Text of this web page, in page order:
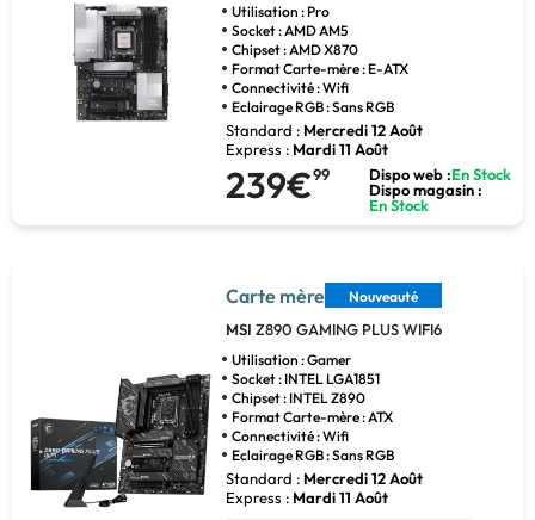
Utilisation : Pro
Socket : AMD AM5
Chipset : AMD X870
Format Carte-mère : E-ATX
Connectivité : Wifi
Eclairage RGB : Sans RGB
Standard : Mercredi 12 Août
Express : Mardi 11 Août
239€99 Dispo web :En Stock
Dispo magasin :
En Stock
Carte mère Nouveauté
MSI Z890 GAMING PLUS WIFI6
Utilisation : Gamer
Socket : INTEL LGA1851
Chipset : INTEL Z890
Format Carte-mère : ATX
Connectivité : Wifi
Eclairage RGB : Sans RGB
Standard : Mercredi 12 Août
Express : Mardi 11 Août